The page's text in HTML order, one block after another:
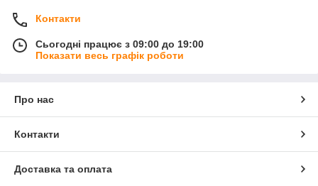
Контакти
Сьогодні працює з 09:00 до 19:00
Показати весь графік роботи
Про нас
Контакти
Доставка та оплата